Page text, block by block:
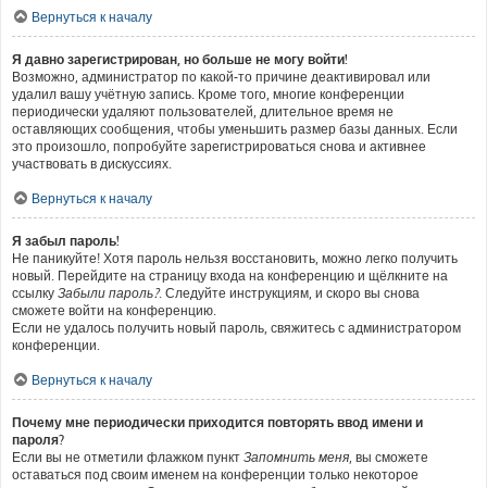
Вернуться к началу
Я давно зарегистрирован, но больше не могу войти!
Возможно, администратор по какой-то причине деактивировал или
удалил вашу учётную запись. Кроме того, многие конференции
периодически удаляют пользователей, длительное время не
оставляющих сообщения, чтобы уменьшить размер базы данных. Если
это произошло, попробуйте зарегистрироваться снова и активнее
участвовать в дискуссиях.
Вернуться к началу
Я забыл пароль!
Не паникуйте! Хотя пароль нельзя восстановить, можно легко получить
новый. Перейдите на страницу входа на конференцию и щёлкните на
ссылку Забыли пароль?. Следуйте инструкциям, и скоро вы снова
сможете войти на конференцию.
Если не удалось получить новый пароль, свяжитесь с администратором
конференции.
Вернуться к началу
Почему мне периодически приходится повторять ввод имени и
пароля?
Если вы не отметили флажком пункт Запомнить меня, вы сможете
оставаться под своим именем на конференции только некоторое